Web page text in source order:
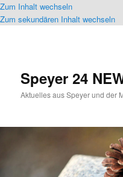
Zum Inhalt wechseln
Zum sekundären Inhalt wechseln
Speyer 24
Aktuelles aus Speyer und der